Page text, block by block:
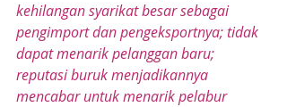
kehilangan syarikat besar sebagai
pengimport dan pengeksportnya; tidak
dapat menarik pelanggan baru;
reputasi buruk menjadikannya
mencabar untuk menarik pelabur